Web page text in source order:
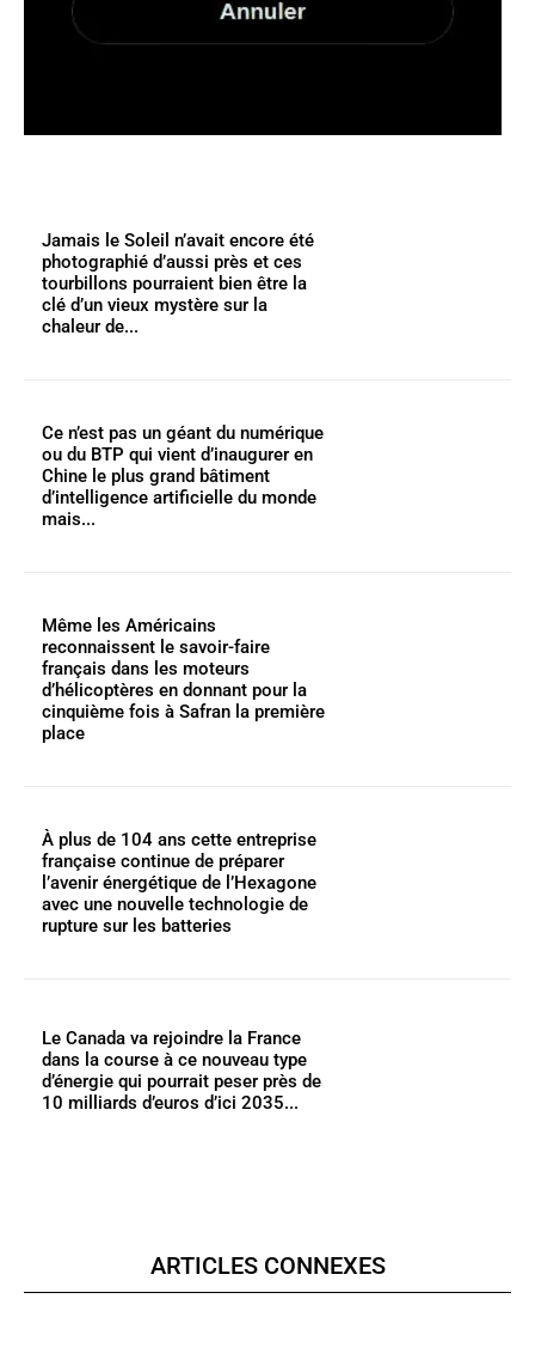
Jamais le Soleil n’avait encore été
photographié d’aussi près et ces
tourbillons pourraient bien être la
clé d’un vieux mystère sur la
chaleur de...
Ce n’est pas un géant du numérique
ou du BTP qui vient d’inaugurer en
Chine le plus grand bâtiment
d’intelligence artificielle du monde
mais...
Même les Américains
reconnaissent le savoir-faire
français dans les moteurs
d’hélicoptères en donnant pour la
cinquième fois à Safran la première
place
À plus de 104 ans cette entreprise
française continue de préparer
l’avenir énergétique de l’Hexagone
avec une nouvelle technologie de
rupture sur les batteries
Le Canada va rejoindre la France
dans la course à ce nouveau type
d’énergie qui pourrait peser près de
10 milliards d’euros d’ici 2035...
ARTICLES CONNEXES